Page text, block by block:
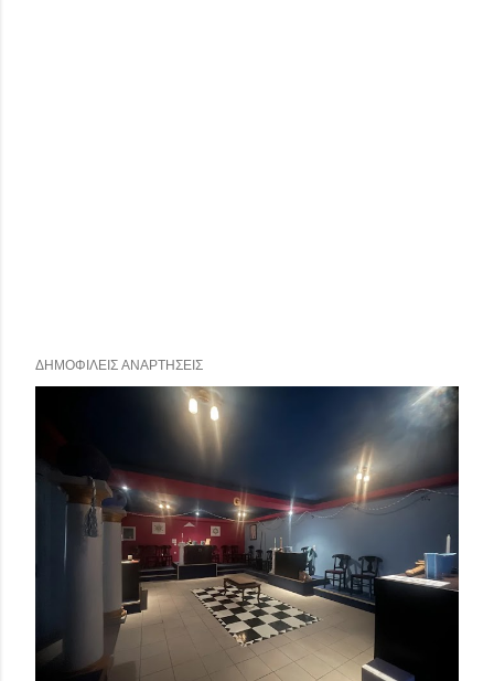
ΔΗΜΟΦΙΛΕΊΣ ΑΝΑΡΤΉΣΕΙΣ